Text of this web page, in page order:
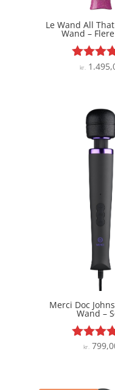
Le Wand All
Wand –
kr.
Merci Doc
Wand –
kr.